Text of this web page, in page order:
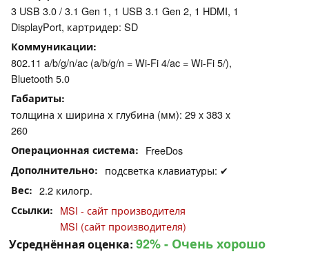
3 USB 3.0 / 3.1 Gen 1, 1 USB 3.1 Gen 2, 1 HDMI, 1
DisplayPort, картридер: SD
Коммуникации
802.11 a/b/g/n/ac (a/b/g/n = Wi-Fi 4/ac = Wi-Fi 5/),
Bluetooth 5.0
Габариты
толщина х ширина х глубина (мм): 29 x 383 x
260
Операционная система FreeDos
Дополнительно подсветка клавиатуры: ✔
Вес 2.2 килогр.
Ссылки
MSI - сайт производителя
MSI (сайт производителя)
Усреднённая оценка: 92%- Очень хорошо